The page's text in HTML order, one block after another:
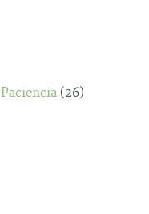
Paciencia (26)